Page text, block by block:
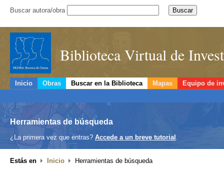
Buscar autora/obra
Biblioteca Virtual de
Inicio Obras Buscar en la Biblioteca Mapas Equipo de
Herramientas de búsqueda
¿La primera vez que entras? Accede a un breve tutorial .
Estás en Inicio Herramientas de búsqueda